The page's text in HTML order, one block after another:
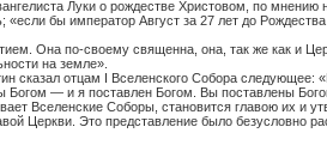
Луки о рождестве Христовом, по
бы император Август за 27 лет до
Она по-своему священна, она, так же как и
на земле».
сказал отцам I Вселенского Собора следующее:
Богом — и я поставлен Богом. Вы поставлены
Вселенские Соборы, становится главою их и
Церкви. Это представление было безусловно